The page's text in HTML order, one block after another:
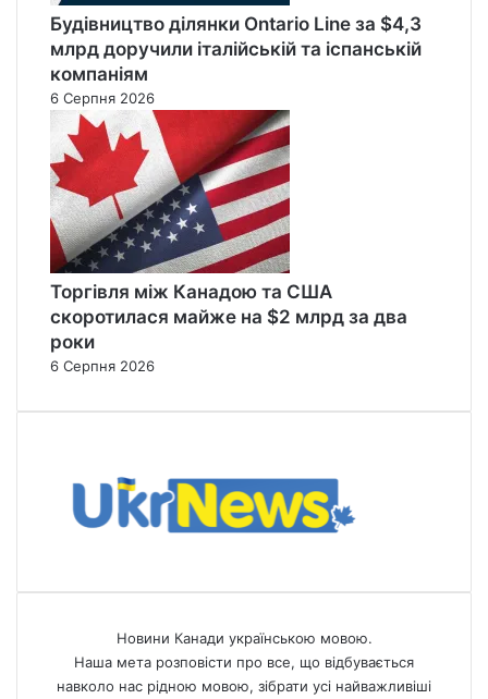
Будівництво ділянки Ontario Line за $4,3
млрд доручили італійській та іспанській
компаніям
6 Серпня 2026
Торгівля між Канадою та США
скоротилася майже на $2 млрд за два
роки
6 Серпня 2026
Новини Канади українською мовою.
Наша мета розповісти про все, що відбувається
навколо нас рідною мовою, зібрати усі найважливіші